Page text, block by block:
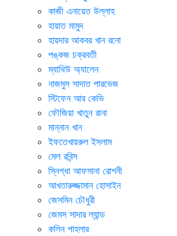
কাজী এনায়েত উল্লাহ
হায়াত মামুদ
হায়দার আকবর খান রনো
পঙ্কজ চক্রবতী
ম্যাথিউ অ্যালেন
নাজমুস সাদাত পারভেজ
স্টিফেন আর কেভি
ফৌজিয়া খাতুন রানা
মান্নান খান
ইফতেখায়রুল ইসলাম
মেল রবিন্স
স্নিগ্ধা আফসানা রোশনী
আখতারুজ্জামান হোসাইন
জেসমিন চৌধুরী
জেমস সাদার ল্যান্ড
কলিন পাহলার